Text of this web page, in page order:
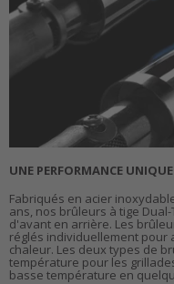
UNE PERFORMANCE UNIQUE
Fabriqués en acier
ans, nos brûleurs à tige
d'avant en arrière. Les
réglés individuellement
chaleur. Les deux types de
température pour les
basse température en